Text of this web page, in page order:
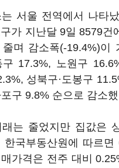
서울 전역에서 나타
가 지난달 9일 8579건
줄며 감소폭(-19.4%)이
구 17.3%, 노원구
성북구·도봉구
포구 9.8% 순으로 감소
는 줄었지만 집값은
한국부동산원에 따르
가격은 전주 대비